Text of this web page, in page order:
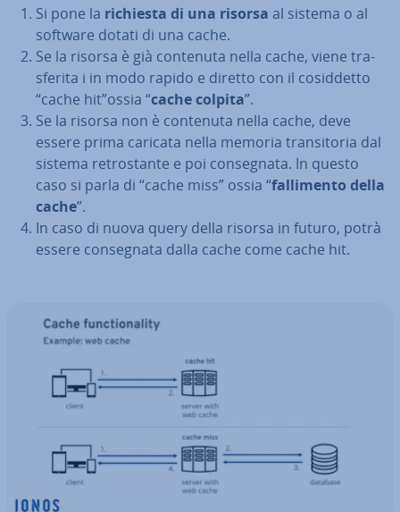
Si pone la richiesta di una risorsa al sistema o al
software dotati di una cache.
Se la risorsa è già contenuta nella cache, viene tra­
sfe­ri­ta i in modo rapido e diretto con il co­sid­det­to
“cache hit”ossia “cache colpita”.
Se la risorsa non è contenuta nella cache, deve
essere prima caricata nella memoria tran­si­to­ria dal
sistema re­tro­stan­te e poi con­se­gna­ta. In questo
caso si parla di “cache miss” ossia “fal­li­men­to della
cache”.
In caso di nuova query della risorsa in futuro, potrà
essere con­se­gna­ta dalla cache come cache hit.